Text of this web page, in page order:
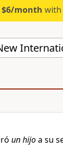
month with
un hijoa su